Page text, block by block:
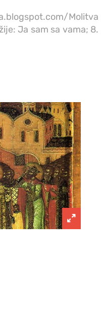
Molitva
Ja sam sa vama; 8.